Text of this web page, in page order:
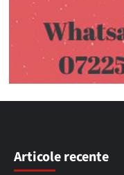
Articole recente